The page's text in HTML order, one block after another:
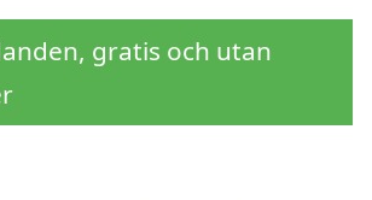
gratis och utan